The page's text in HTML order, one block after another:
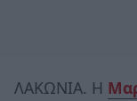
ΛΑΚΩΝΙΑ. Η